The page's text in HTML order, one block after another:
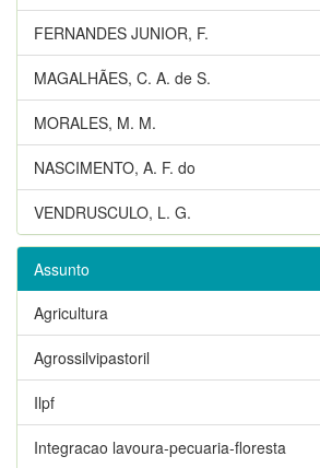
FERNANDES JUNIOR, F.
MAGALHÃES, C. A. de S.
MORALES, M. M.
NASCIMENTO, A. F. do
VENDRUSCULO, L. G.
Assunto
Agricultura
Agrossilvipastoril
Ilpf
Integracao lavoura-pecuaria-floresta